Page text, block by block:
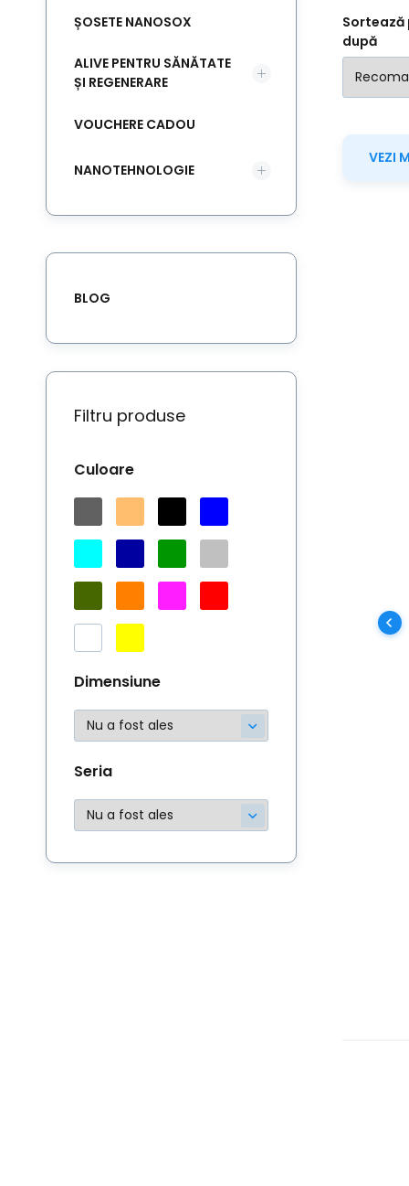
Sortează
după
VEZI
|
ȘOSETE NANOSOX
ALIVE PENTRU SĂNĂTATE
ȘI REGENERARE
VOUCHERE CADOU
NANOTEHNOLOGIE
BLOG
Filtru produse
Culoare
Dimensiune
Seria